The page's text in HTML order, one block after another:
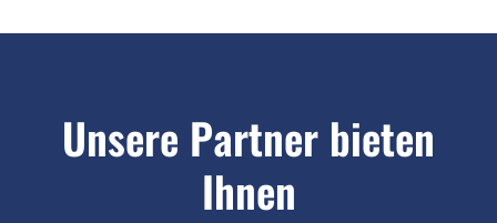
Unsere Partner bieten
Ihnen